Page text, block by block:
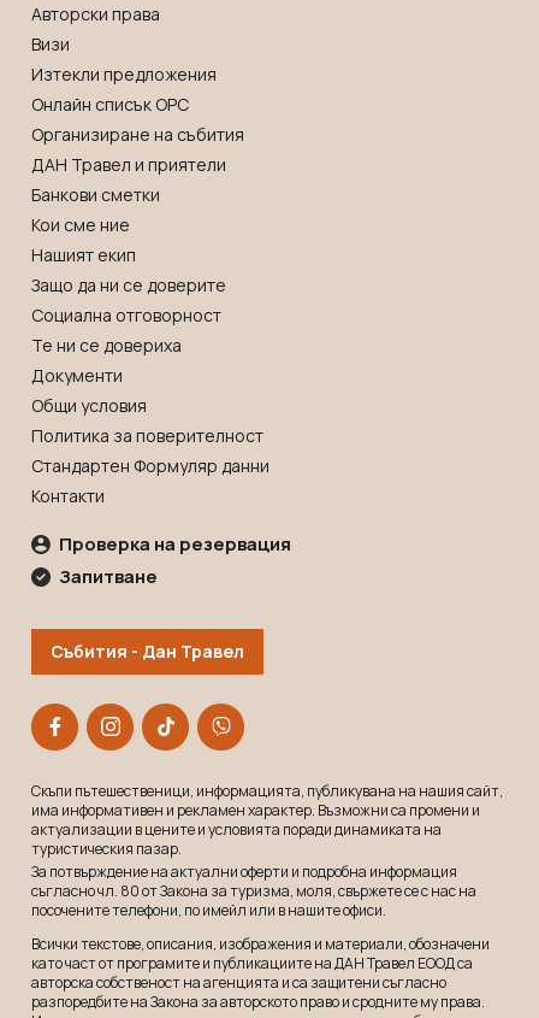
Авторски права
Визи
Изтекли предложения
Онлайн списък OРС
Организиране на събития
ДАН Травел и приятели
Банкови сметки
Кои сме ние
Нашият екип
Защо да ни се доверите
Социална отговорност
Те ни се довериха
Документи
Общи условия
Политика за поверителност
Стандартен Формуляр данни
Контакти
Проверка на резервация
Запитване
Събития - Дан Травел
Скъпи пътешественици, информацията, публикувана на нашия сайт,
има информативен и рекламeн характер. Възможни са промени и
актуализации в цените и условията поради динамиката на
туристическия пазар.
За потвърждение на актуални оферти и подробна информация
съгласно чл. 80 от Закона за туризма, моля, свържете се с нас на
посочените телефони, по имейл или в нашите офиси.
Всички текстове, описания, изображения и материали, обозначени
като част от програмите и публикациите на ДАН Травел ЕООД са
авторска собственост на агенцията и са защитени съгласно
разпоредбите на Закона за авторското право и сродните му права.